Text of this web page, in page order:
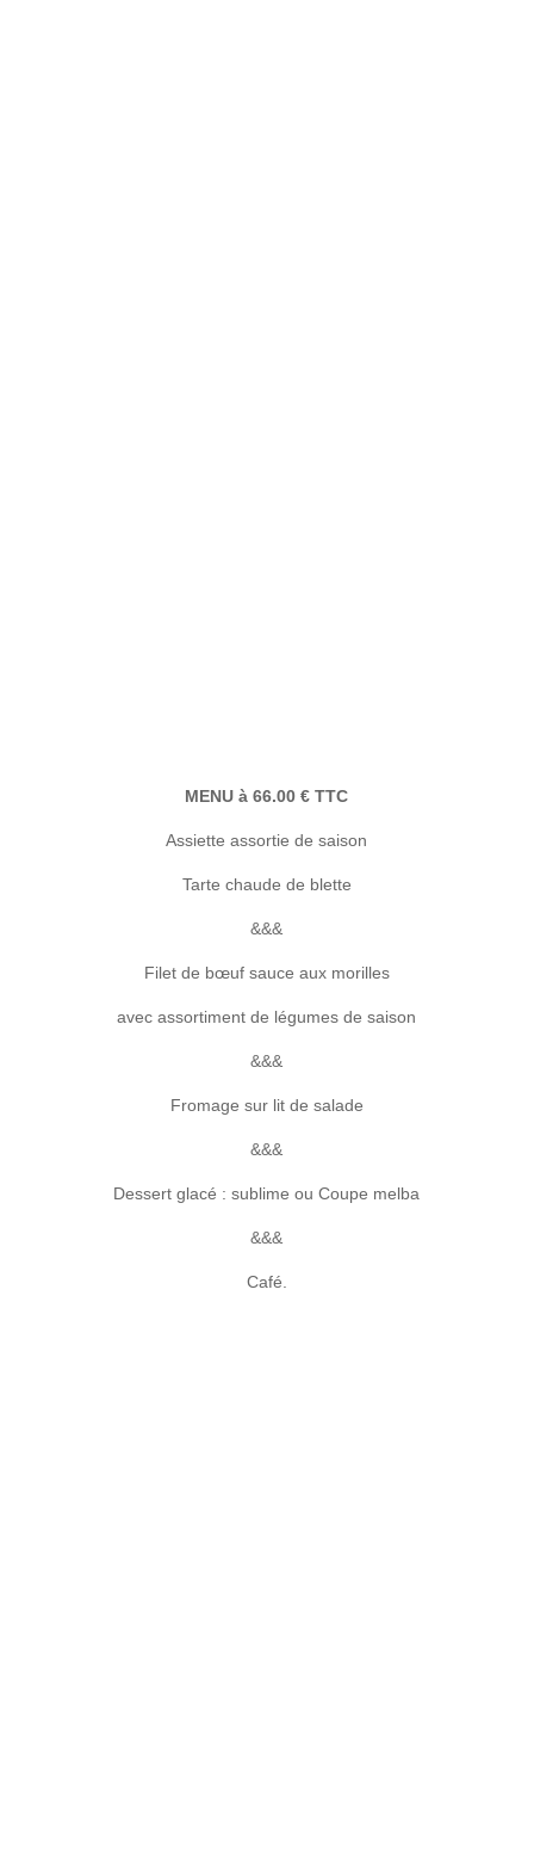
MENU à 66.00 € TTC
Assiette assortie de saison
Tarte chaude de blette
&&&
Filetde bœufsauce aux morilles
avec assortiment de légumes de saison
&&&
Fromage sur lit de salade
&&&
Dessert glacé : sublime ou Coupe melba
&&&
Café.